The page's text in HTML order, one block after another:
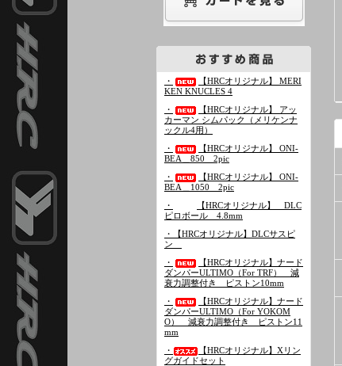
・
【HRCオリジナル】 MERI
KEN KNUCLES 4
・
【HRCオリジナル】 アッ
カーマン シムパック（メリケンナ
ックル4用）
・
【HRCオリジナル】 ONI-
BEA＿850 2pic
・
【HRCオリジナル】 ONI-
BEA＿1050 2pic
・
【HRCオリジナル】 DLC
ピロボール 4.8mm
・【HRCオリジナル】DLCサスピ
ン
・
【HRCオリジナル】ナード
ダンパーULTIMO（For TRF） 減
衰力調整付き ピストン10mm
・
【HRCオリジナル】ナード
ダンパーULTIMO（For YOKOM
O） 減衰力調整付き ピストン11
mm
・
【HRCオリジナル】Xリン
グガイドセット